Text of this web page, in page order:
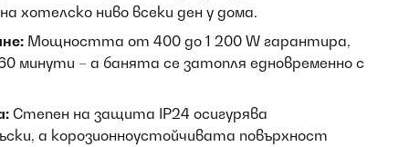
хотелско ниво всеки ден у дома.
Мощността от 400 до 1 200 W гарантира,
минути – а банята се затопля едновременно с
Степен на защита IP24 осигурява
а корозионноустойчивата повърхност